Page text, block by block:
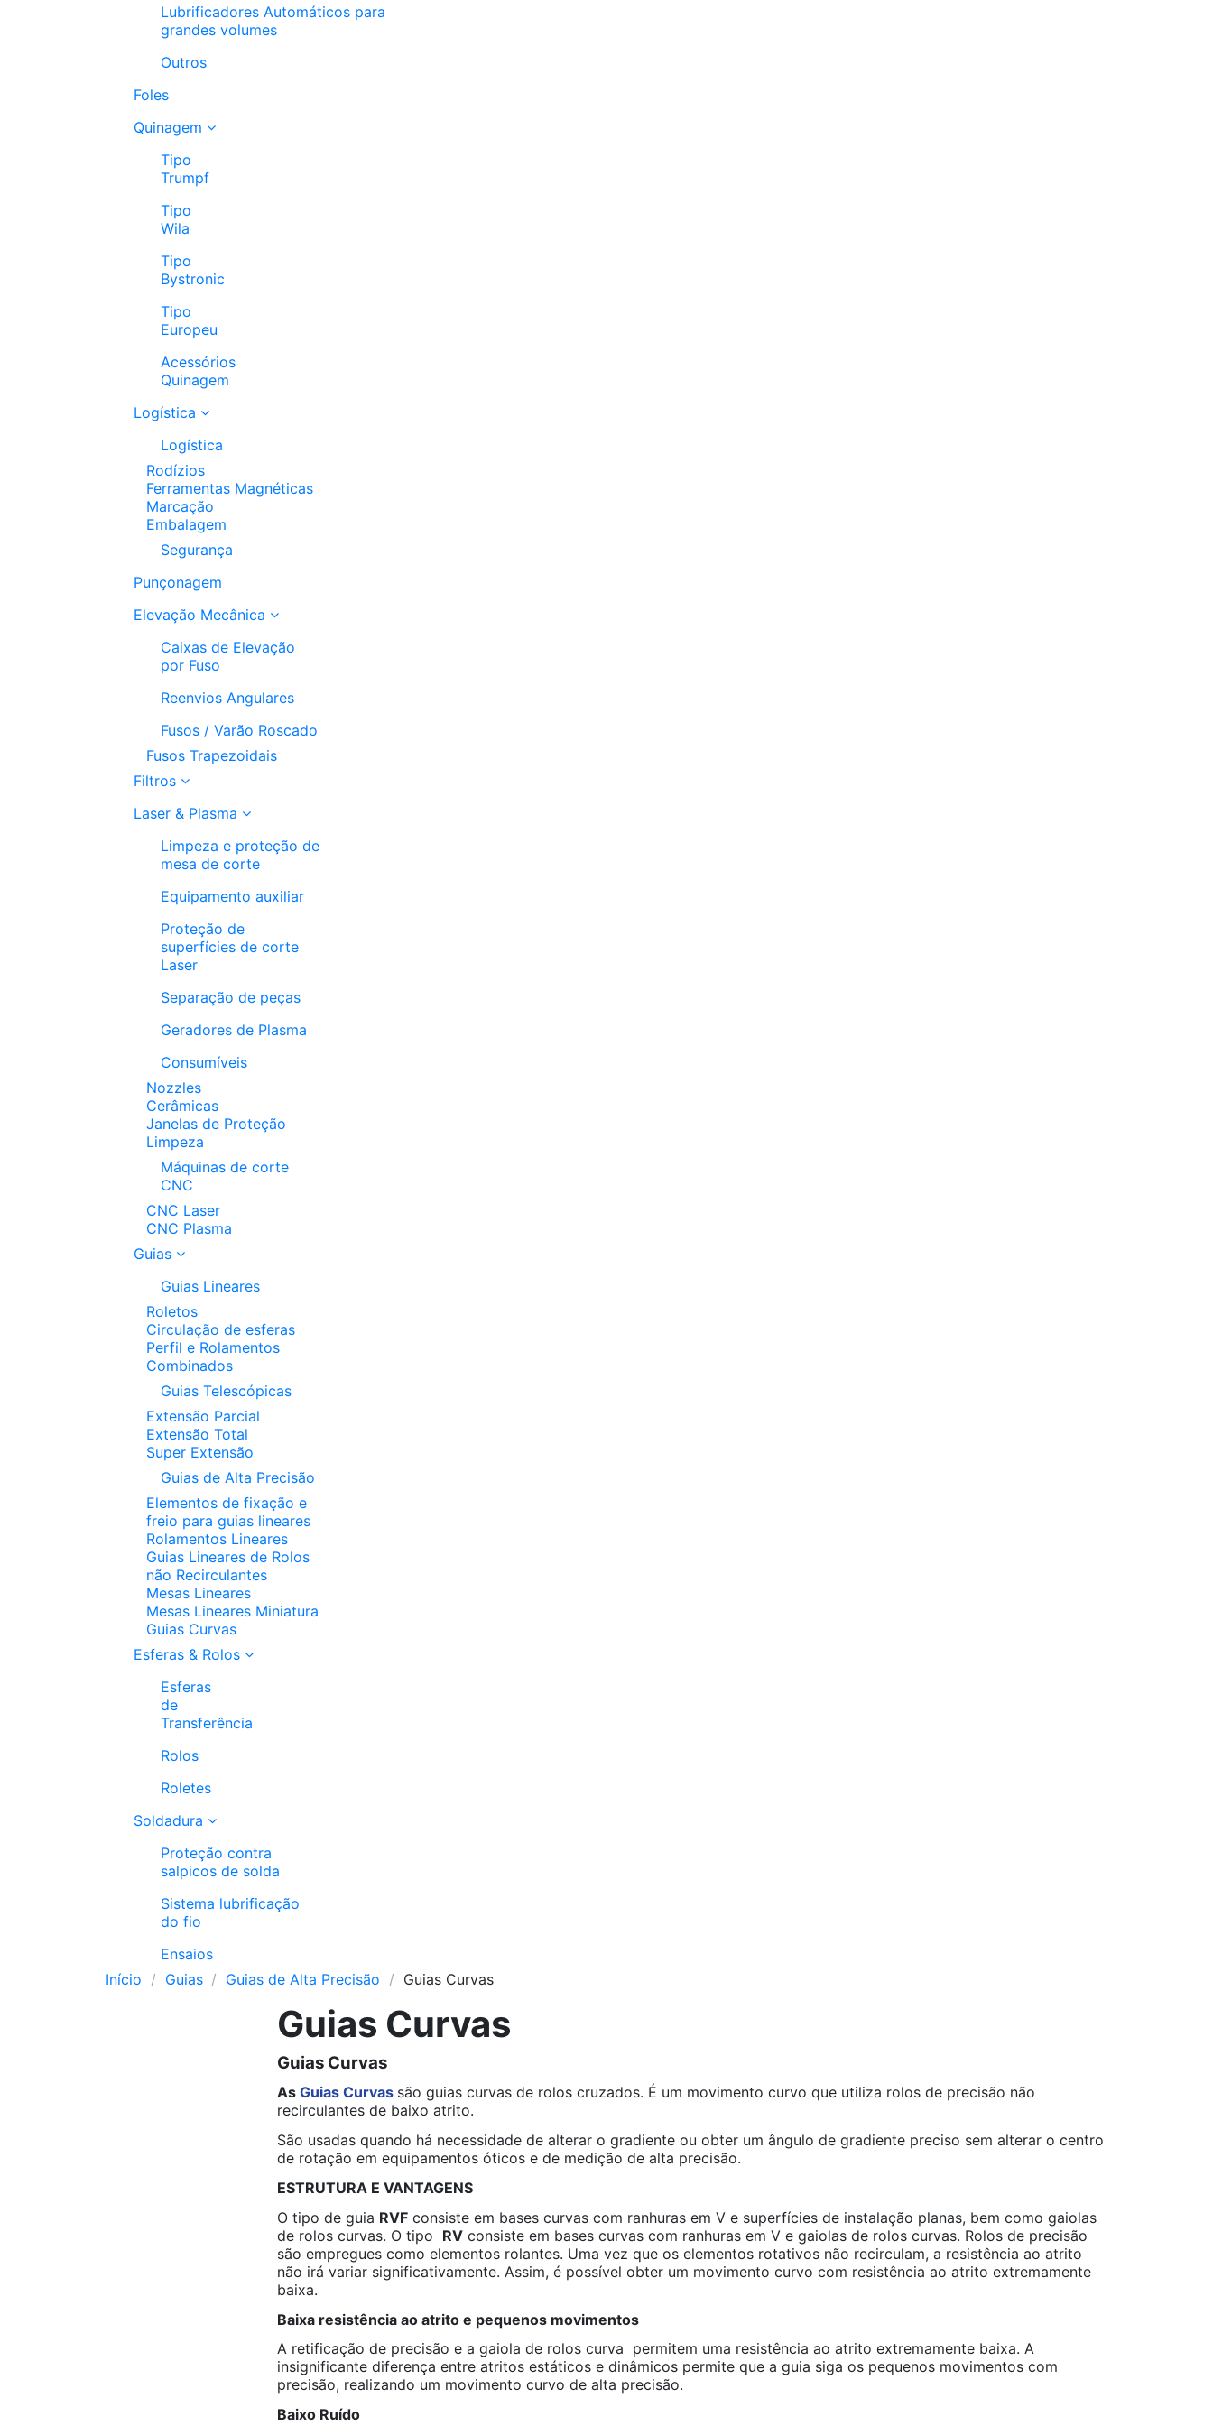
Lubrificadores Automáticos para
grandes volumes
Outros
Foles
Quinagem
Tipo
Trumpf
Tipo
Wila
Tipo
Bystronic
Tipo
Europeu
Acessórios
Quinagem
Logística
Logística
Rodízios
Ferramentas Magnéticas
Marcação
Embalagem
Segurança
Punçonagem
Elevação Mecânica
Caixas de Elevação
por Fuso
Reenvios Angulares
Fusos / Varão Roscado
Fusos Trapezoidais
Filtros
Laser & Plasma
Limpeza e proteção de
mesa de corte
Equipamento auxiliar
Proteção de
superfícies de corte
Laser
Separação de peças
Geradores de Plasma
Consumíveis
Nozzles
Cerâmicas
Janelas de Proteção
Limpeza
Máquinas de corte
CNC
CNC Laser
CNC Plasma
Guias
Guias Lineares
Roletos
Circulação de esferas
Perfil e Rolamentos
Combinados
Guias Telescópicas
Extensão Parcial
Extensão Total
Super Extensão
Guias de Alta Precisão
Elementos de fixação e
freio para guias lineares
Rolamentos Lineares
Guias Lineares de Rolos
não Recirculantes
Mesas Lineares
Mesas Lineares Miniatura
Guias Curvas
Esferas & Rolos
Esferas
de
Transferência
Rolos
Roletes
Soldadura
Proteção contra
salpicos de solda
Sistema lubrificação
do fio
Ensaios
Início
Guias Guias de Alta Precisão Guias Curvas
Guias Curvas
Guias Curvas
As Guias Curvas são guias curvas de rolos cruzados. É um movimento curvo que utiliza rolos de precisão não
recirculantes de baixo atrito.
São usadas quando há necessidade de alterar o gradiente ou obter um ângulo de gradiente preciso sem alterar o centro
de rotação em equipamentos óticos e de medição de alta precisão.
ESTRUTURA E VANTAGENS
O tipo de guia RVF consiste em bases curvas com ranhuras em V e superfícies de instalação planas, bem como gaiolas
de rolos curvas. O tipo RV consiste em bases curvas com ranhuras em V e gaiolas de rolos curvas. Rolos de precisão
são empregues como elementos rolantes. Uma vez que os elementos rotativos não recirculam, a resistência ao atrito
não irá variar significativamente. Assim, é possível obter um movimento curvo com resistência ao atrito extremamente
baixa.
Baixa resistência ao atrito e pequenos movimentos
A retificação de precisão e a gaiola de rolos curva permitem uma resistência ao atrito extremamente baixa. A
insignificante diferença entre atritos estáticos e dinâmicos permite que a guia siga os pequenos movimentos com
precisão, realizando um movimento curvo de alta precisão.
Baixo Ruído